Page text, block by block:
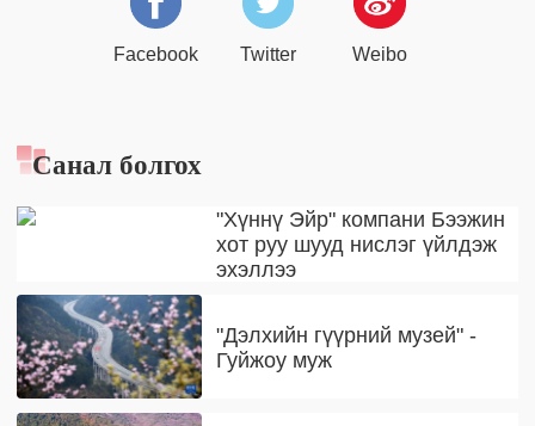
Facebook Twitter Weibo
Санал болгох
"Хүннү Эйр" компани Бээжин
хот руу шууд нислэг үйлдэж
эхэллээ
"Дэлхийн гүүрний музей" -
Гуйжоу муж